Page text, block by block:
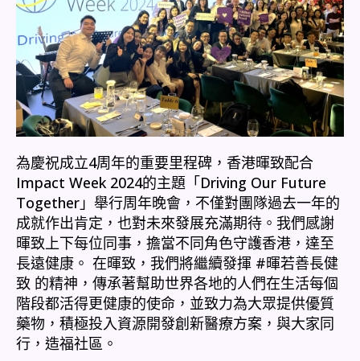
為慶祝成立4周年的重要里程碑，香港暉致配合
Impact Week 2024的主題「Driving Our Future
Together」舉行周年晚會，不僅對團隊過去一年的
成就作出肯定，也對未來發展充滿期待。我們感謝
暉致上下每位同事，擔當不同角色守護香港，達至
長遠健康。 在暉致，我們將繼續發揮 #暉若善長健
致 的精神，傳承著幫助世界各地的人們在生活每個
階段都活得更健康的使命，並致力為大眾提供優質
藥物，積極投入資源開發創新醫療方案，與大家同
行，造福社區。